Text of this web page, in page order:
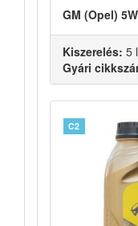
GM (Opel)
Kiszerelés: 5
Gyári
C2